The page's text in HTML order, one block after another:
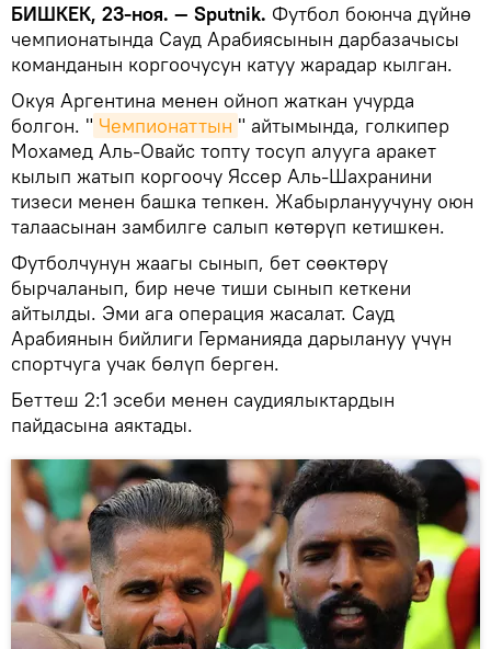
БИШКЕК, 23-ноя. — Sputnik. Футбол боюнча дүйнө
чемпионатында Сауд Арабиясынын дарбазачысы
команданын коргоочусун катуу жарадар кылган.
Окуя Аргентина менен ойноп жаткан учурда
болгон. " Чемпионаттын " айтымында, голкипер
Мохамед Аль-Овайс топту тосуп алууга аракет
кылып жатып коргоочу Яссер Аль-Шахранини
тизеси менен башка тепкен. Жабырлануучуну оюн
талаасынан замбилге салып көтөрүп кетишкен.
Футболчунун жаагы сынып, бет сөөктөрү
бырчаланып, бир нече тиши сынып кеткени
айтылды. Эми ага операция жасалат. Сауд
Арабиянын бийлиги Германияда дарылануу үчүн
спортчуга учак бөлүп берген.
Беттеш 2:1 эсеби менен саудиялыктардын
пайдасына аяктады.